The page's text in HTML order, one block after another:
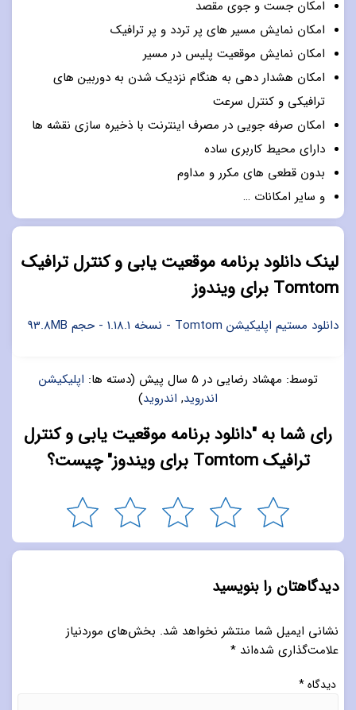
امکان جست و جوی مقصد
امکان نمایش مسیر های پر تردد و پر ترافیک
امکان نمایش موقعیت پلیس در مسیر
امکان هشدار دهی به هنگام نزدیک شدن به دوربین های
ترافیکی و کنترل سرعت
امکان صرفه جویی در مصرف اینترنت با ذخیره سازی نقشه ها
دارای محیط کاربری ساده
بدون قطعی های مکرر و مداوم
و سایر امکانات …
لینک دانلود برنامه موقعیت یابی و کنترل ترافیک
Tomtom برای ویندوز
دانلود مستیم اپلیکیشن Tomtom - نسخه 1.18.1 - حجم 93.8MB
توسط: مهشاد رضایی در5 سال پیش (دسته ها: اپلیکیشن
اندروید, اندروید)
رای شما به "دانلود برنامه موقعیت یابی و کنترل
ترافیک Tomtom برای ویندوز" چیست؟
دیدگاهتان را بنویسید
نشانی ایمیل شما منتشر نخواهد شد. بخش‌های موردنیاز
علامت‌گذاری شده‌اند *
دیدگاه*